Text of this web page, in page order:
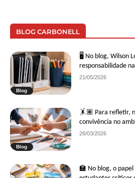
BLOG CARBONELL
Blog
🖥 No blog, Wilson
responsabilidade
21/05/2026
Blog
🤸🏽 Para refletir,
convivência no
26/03/2026
🏫 No blog, o